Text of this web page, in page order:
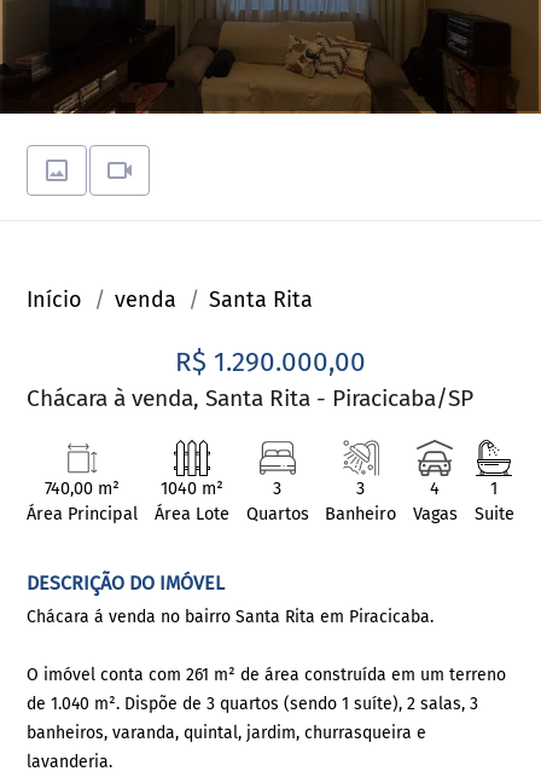
Início venda Santa Rita
R$ 1.290.000,00
Chácara à venda, Santa Rita - Piracicaba/SP
740,00 m²
Área Principal
1040 m²
Área Lote
3
Quartos
3
Banheiro
4
Vagas
1
Suite
DESCRIÇÃO DO IMÓVEL
Chácara á venda no bairro Santa Rita em Piracicaba.
O imóvel conta com 261 m² de área construída em um terreno
de 1.040 m². Dispõe de 3 quartos (sendo 1 suíte), 2 salas, 3
banheiros, varanda, quintal, jardim, churrasqueira e
lavanderia.